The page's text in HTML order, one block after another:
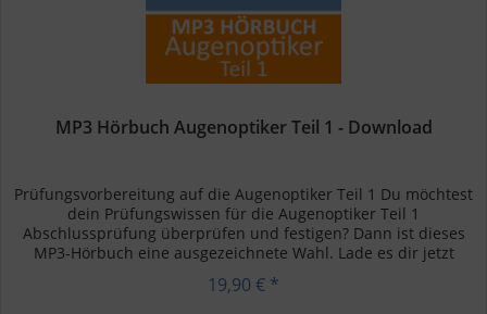
MP3 Hörbuch Augenoptiker Teil 1 - Download
Prüfungsvorbereitung auf die Augenoptiker Teil 1 Du möchtest
dein Prüfungswissen für die Augenoptiker Teil 1
Abschlussprüfung überprüfen und festigen? Dann ist dieses
MP3-Hörbuch eine ausgezeichnete Wahl. Lade es dir jetzt
portofrei auf...
19,90 € *